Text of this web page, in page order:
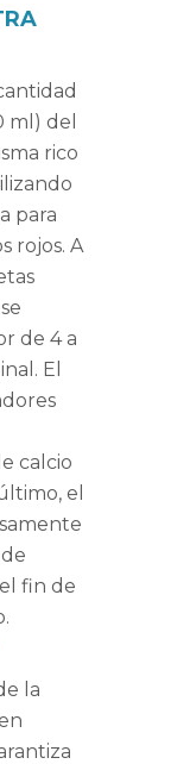
ml) del
rico
para
rojos. A
de 4 a
El
calcio
el
fin de
la